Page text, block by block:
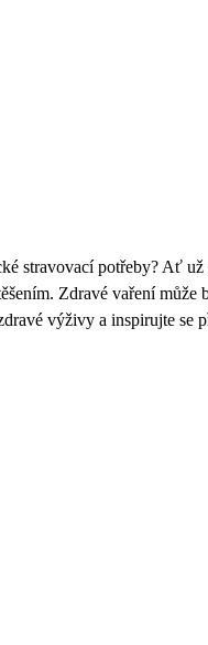
stravovací potřeby? Ať
Zdravé vaření
výživy a inspirujte se